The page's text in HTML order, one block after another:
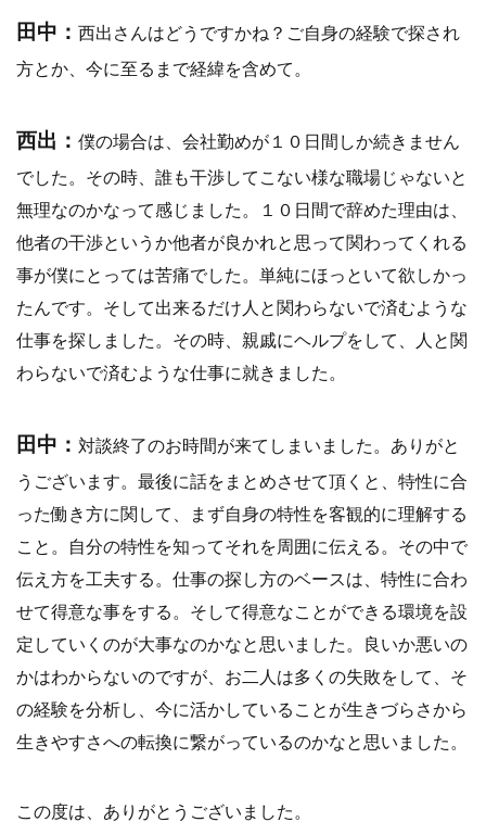
田中： 西出さんはどうですかね？ご自身の経験で探され
方とか、今に至るまで経緯を含めて。
西出： 僕の場合は、会社勤めが１０日間しか続きません
でした。その時、誰も干渉してこない様な職場じゃないと
無理なのかなって感じました。１０日間で辞めた理由は、
他者の干渉というか他者が良かれと思って関わってくれる
事が僕にとっては苦痛でした。単純にほっといて欲しかっ
たんです。そして出来るだけ人と関わらないで済むような
仕事を探しました。その時、親戚にヘルプをして、人と関
わらないで済むような仕事に就きました。
田中： 対談終了のお時間が来てしまいました。ありがと
うございます。最後に話をまとめさせて頂くと、特性に合
った働き方に関して、まず自身の特性を客観的に理解する
こと。自分の特性を知ってそれを周囲に伝える。その中で
伝え方を工夫する。仕事の探し方のベースは、特性に合わ
せて得意な事をする。そして得意なことができる環境を設
定していくのが大事なのかなと思いました。良いか悪いの
かはわからないのですが、お二人は多くの失敗をして、そ
の経験を分析し、今に活かしていることが生きづらさから
生きやすさへの転換に繋がっているのかなと思いました。
この度は、ありがとうございました。